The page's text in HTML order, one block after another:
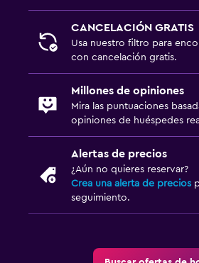
Terraza/patio
Gimnasio
Piscina al aire libre
CANCELACIÓN GRATIS
Usa nuestro filtro para
con cancelación gratis.
Millones de opiniones
Mira las puntuaciones
opiniones de huéspedes
Alertas de precios
¿Aún no quieres reservar?
Crea una alerta de precios
seguimiento.